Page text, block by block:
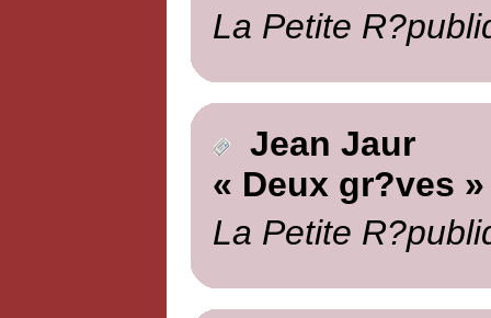
La Petite
Jean Jaur
« Deux gr?ves »
La Petite